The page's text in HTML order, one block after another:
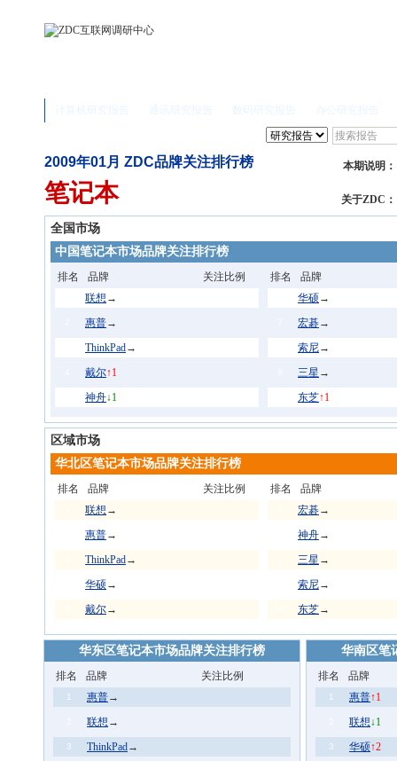
计算机研究报告 通讯研究报告 数码研究报告 办公研究报告
2009年01月 ZDC品牌关注排行榜
笔记本
本期说明：
关于ZDC：
全国市场
中国笔记本市场品牌关注排行榜
排名 品牌 关注比例
联想 →
惠普→
ThinkPad→
戴尔↑1
神舟↓1
排名 品牌
华硕→
宏碁→
索尼→
三星 →
东芝↑1
区域市场
华北区笔记本市场品牌关注排行榜
排名 品牌 关注比例
联想 →
惠普→
ThinkPad→
华硕→
戴尔→
排名 品牌
宏碁→
神舟→
三星 →
索尼→
东芝→
华东区笔记本市场品牌关注排行榜
排名 品牌 关注比例
1 惠普→
联想 →
3 ThinkPad→
华南区笔
排名 品牌
1 惠普↑1
联想↓1
3 华硕↑2